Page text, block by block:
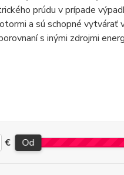
prúdu v prípade
a sú schopné
s inými zdrojmi
€ Od